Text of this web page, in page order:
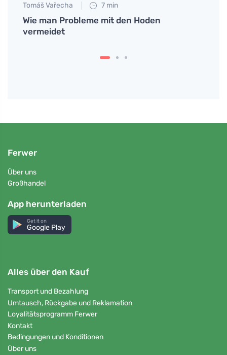
Tomáš Vařecha 7 min
Wie man Probleme mit den Hoden
vermeidet
Ferwer
Über uns
Großhandel
App herunterladen
Get it on
Google Play
Alles über den Kauf
Transport und Bezahlung
Umtausch, Rückgabe und Reklamation
Loyalitätsprogramm Ferwer
Kontakt
Bedingungen und Konditionen
Über uns